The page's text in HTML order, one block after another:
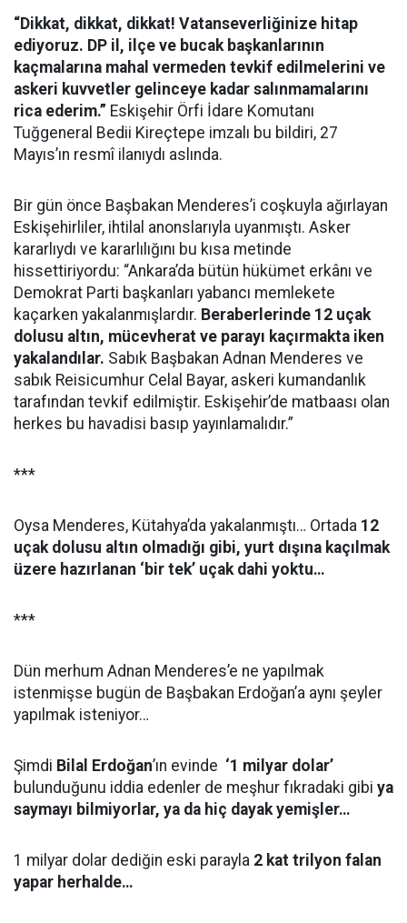
“Dikkat, dikkat, dikkat! Vatanseverliğinize hitap
ediyoruz. DP il, ilçe ve bucak başkanlarının
kaçmalarına mahal vermeden tevkif edilmelerini ve
askeri kuvvetler gelinceye kadar salınmamalarını
rica ederim.” Eskişehir Örfi İdare Komutanı
Tuğgeneral Bedii Kireçtepe imzalı bu bildiri, 27
Mayıs’ın resmî ilanıydı aslında.
Bir gün önce Başbakan Menderes’i coşkuyla ağırlayan
Eskişehirliler, ihtilal anonslarıyla uyanmıştı. Asker
kararlıydı ve kararlılığını bu kısa metinde
hissettiriyordu: “Ankara’da bütün hükümet erkânı ve
Demokrat Parti başkanları yabancı memlekete
kaçarken yakalanmışlardır. Beraberlerinde 12 uçak
dolusu altın, mücevherat ve parayı kaçırmakta iken
yakalandılar. Sabık Başbakan Adnan Menderes ve
sabık Reisicumhur Celal Bayar, askeri kumandanlık
tarafından tevkif edilmiştir. Eskişehir’de matbaası olan
herkes bu havadisi basıp yayınlamalıdır.”
***
Oysa Menderes, Kütahya’da yakalanmıştı… Ortada 12
uçak dolusu altın olmadığı gibi, yurt dışına kaçılmak
üzere hazırlanan ‘bir tek’ uçak dahi yoktu…
***
Dün merhum Adnan Menderes’e ne yapılmak
istenmişse bugün de Başbakan Erdoğan’a aynı şeyler
yapılmak isteniyor…
Şimdi Bilal Erdoğan’ın evinde ‘1 milyar dolar’
bulunduğunu iddia edenler de meşhur fıkradaki gibi ya
saymayı bilmiyorlar, ya da hiç dayak yemişler…
1 milyar dolar dediğin eski parayla 2 kat trilyon falan
yapar herhalde…